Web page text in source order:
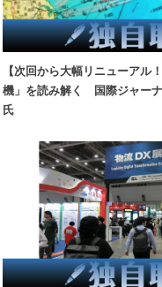
【次回から大幅リニューアル
機」を読み解く 国際ジャー
氏